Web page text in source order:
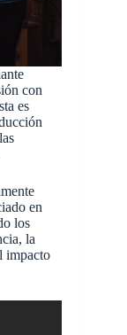
con
es
en
los
la
impacto